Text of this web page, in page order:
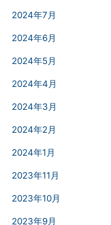
2024年7月
2024年6月
2024年5月
2024年4月
2024年3月
2024年2月
2024年1月
2023年11月
2023年10月
2023年9月